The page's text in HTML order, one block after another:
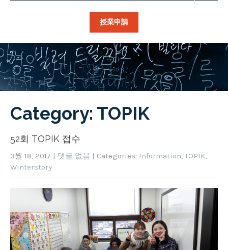
授業申請
Category: TOPIK
52회 TOPIK 접수
3월 18, 2017 | 댓글 없음 | Categories: Information,TOPIK,
Winterstory